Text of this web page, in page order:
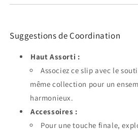
Suggestions de Coordination
Haut Assorti :
Associez ce slip avec le
même collection pour un
harmonieux.
Accessoires :
Pour une touche finale,